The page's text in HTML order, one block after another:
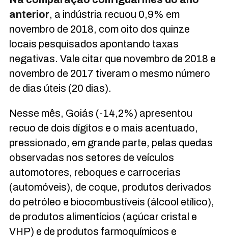
anterior, a indústria recuou 0,9% em
novembro de 2018, com oito dos quinze
locais pesquisados apontando taxas
negativas. Vale citar que novembro de 2018 e
novembro de 2017 tiveram o mesmo número
de dias úteis (20 dias).
Nesse mês, Goiás (-14,2%) apresentou
recuo de dois dígitos e o mais acentuado,
pressionado, em grande parte, pelas quedas
observadas nos setores de veículos
automotores, reboques e carrocerias
(automóveis), de coque, produtos derivados
do petróleo e biocombustíveis (álcool etílico),
de produtos alimentícios (açúcar cristal e
VHP) e de produtos farmoquímicos e